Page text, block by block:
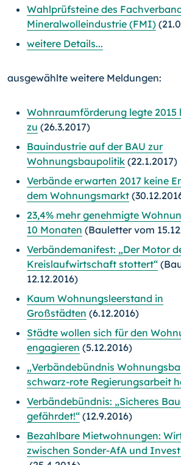
Wahlprüfsteine des
Mineralwolleindustrie (FMI)
weitere Details...
ausgewählte weitere Meldungen:
Wohnraumförderung legte 2015
zu (26.3.2017)
Bauindustrie auf der BAU zur
Wohnungsbaupolitik (22.1.2017)
Verbände erwarten 2017 keine
dem Wohnungsmarkt
23,4% mehr genehmigte
10 Monaten (Bauletter vom
Verbändemanifest: „Der Motor
Kreislaufwirtschaft stottert“
12.12.2016)
Kaum Wohnungsleerstand in
Großstädten (6.12.2016)
Städte wollen sich für den
engagieren (5.12.2016)
„Verbändebündnis
schwarz-rote Regierungsarbeit
Verbändebündnis: „Sicheres
gefährdet!“ (12.9.2016)
Bezahlbare Mietwohnungen:
zwischen Sonder-AfA und